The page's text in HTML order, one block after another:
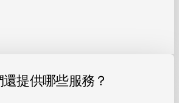
提供哪些服務？